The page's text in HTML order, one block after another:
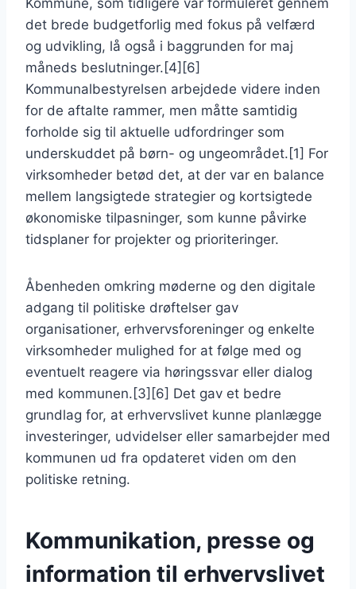
Kommune, som tidligere var formuleret gennem
det brede budgetforlig med fokus på velfærd
og udvikling, lå også i baggrunden for maj
måneds beslutninger.[4][6]
Kommunalbestyrelsen arbejdede videre inden
for de aftalte rammer, men måtte samtidig
forholde sig til aktuelle udfordringer som
underskuddet på børn- og ungeområdet.[1] For
virksomheder betød det, at der var en balance
mellem langsigtede strategier og kortsigtede
økonomiske tilpasninger, som kunne påvirke
tidsplaner for projekter og prioriteringer.
Åbenheden omkring møderne og den digitale
adgang til politiske drøftelser gav
organisationer, erhvervsforeninger og enkelte
virksomheder mulighed for at følge med og
eventuelt reagere via høringssvar eller dialog
med kommunen.[3][6] Det gav et bedre
grundlag for, at erhvervslivet kunne planlægge
investeringer, udvidelser eller samarbejder med
kommunen ud fra opdateret viden om den
politiske retning.
Kommunikation, presse og
information til erhvervslivet